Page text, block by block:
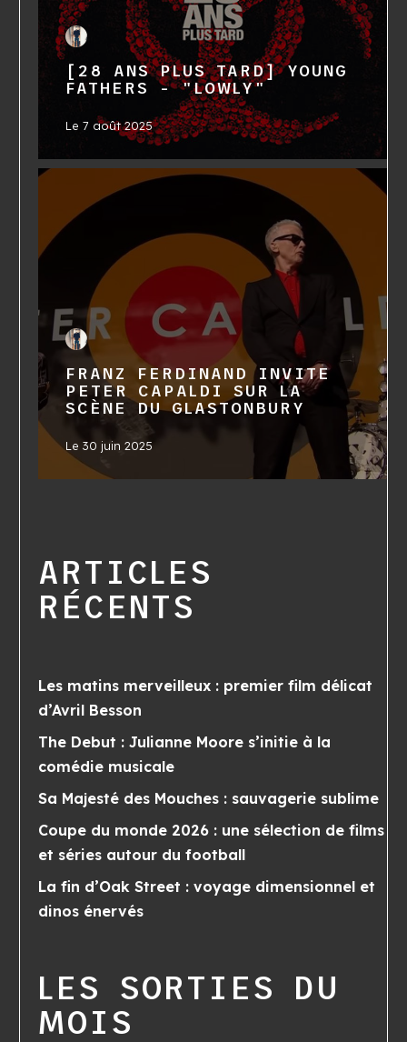
[28 ANS PLUS TARD] YOUNG
FATHERS - "LOWLY"
Le7 août 2025
FRANZ FERDINAND INVITE
PETER CAPALDI SUR LA
SCÈNE DU GLASTONBURY
Le30 juin 2025
ARTICLES
RÉCENTS
Les matins merveilleux : premier film délicat
d’Avril Besson
The Debut : Julianne Moore s’initie à la
comédie musicale
Sa Majesté des Mouches : sauvagerie sublime
Coupe du monde 2026 : une sélection de films
et séries autour du football
La fin d’Oak Street : voyage dimensionnel et
dinos énervés
LES SORTIES DU
MOIS